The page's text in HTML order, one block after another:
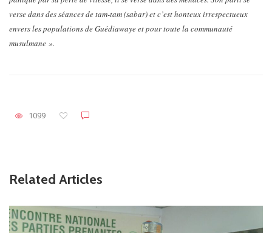
verse dans des séances de tam-tam (sabar) et c’est honteux irrespectueux
envers les populations de Guédiawaye et pour toute la communauté
musulmane ».
1099
Related Articles